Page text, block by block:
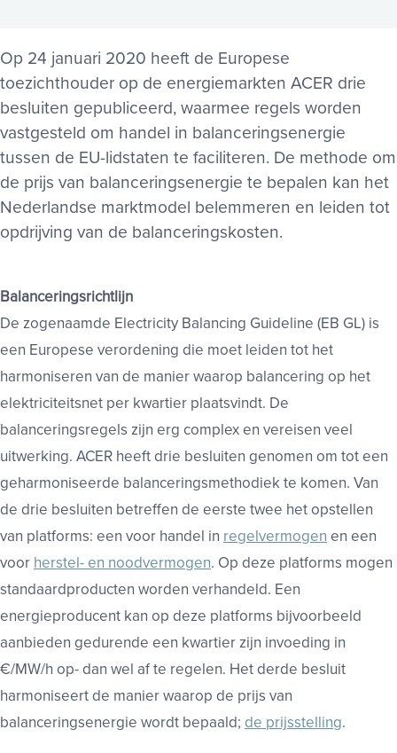
Op 24 januari 2020 heeft de Europese
toezichthouder op de energiemarkten ACER drie
besluiten gepubliceerd, waarmee regels worden
vastgesteld om handel in balanceringsenergie
tussen de EU-lidstaten te faciliteren. De methode om
de prijs van balanceringsenergie te bepalen kan het
Nederlandse marktmodel belemmeren en leiden tot
opdrijving van de balanceringskosten.
Balanceringsrichtlijn
De zogenaamde Electricity Balancing Guideline (EB GL) is
een Europese verordening die moet leiden tot het
harmoniseren van de manier waarop balancering op het
elektriciteitsnet per kwartier plaatsvindt. De
balanceringsregels zijn erg complex en vereisen veel
uitwerking. ACER heeft drie besluiten genomen om tot een
geharmoniseerde balanceringsmethodiek te komen. Van
de drie besluiten betreffen de eerste twee het opstellen
van platforms: een voor handel in regelvermogen en een
voor herstel- en noodvermogen. Op deze platforms mogen
standaardproducten worden verhandeld. Een
energieproducent kan op deze platforms bijvoorbeeld
aanbieden gedurende een kwartier zijn invoeding in
€/MW/h op- dan wel af te regelen. Het derde besluit
harmoniseert de manier waarop de prijs van
balanceringsenergie wordt bepaald; de prijsstelling.